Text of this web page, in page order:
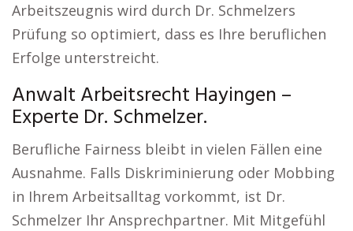
Arbeitszeugnis wird durch Dr. Schmelzers
Prüfung so optimiert, dass es Ihre beruflichen
Erfolge unterstreicht.
Anwalt Arbeitsrecht Hayingen –
Experte Dr. Schmelzer.
Berufliche Fairness bleibt in vielen Fällen eine
Ausnahme. Falls Diskriminierung oder Mobbing
in Ihrem Arbeitsalltag vorkommt, ist Dr.
Schmelzer Ihr Ansprechpartner. Mit Mitgefühl